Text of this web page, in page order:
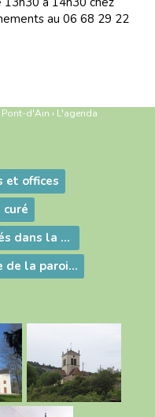
au 06 68 29 22
Pont-d'Ain › L'agenda
et offices
Activités dans la paroisse
Le site de la paroisse